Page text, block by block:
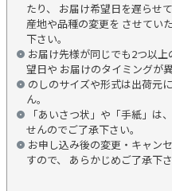
たり、 お届け希望日を遅らせ
産地や品種の変更を させてい
下さい。
お届け先様が同じでも2つ以
望日や お届けのタイミングが
のしのサイズや形式は出荷元
ん。
「あいさつ状」や「手紙」は
せんのでご了承下さい。
お申し込み後の変更・キャン
すので、 あらかじめご了承下さ